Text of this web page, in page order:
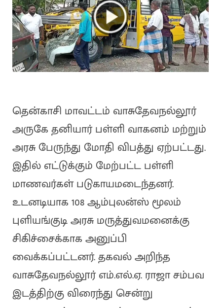
தென்காசி மாவட்டம் வாசுதேவநல்லூர்
அருகே தனியார் பள்ளி வாகனம் மற்றும்
அரசு பேருந்து மோதி விபத்து ஏற்பட்டது.
இதில் எட்டுக்கும் மேற்பட்ட பள்ளி
மாணவர்கள் படுகாயமடைந்தனர்.
உடனடியாக 108 ஆம்புலன்ஸ் மூலம்
புளியங்குடி அரசு மருத்துவமனைக்கு
சிகிச்சைக்காக அனுப்பி
வைக்கப்பட்டனர். தகவல் அறிந்த
வாசுதேவநல்லூர் எம்.எல்.ஏ. ராஜா சம்பவ
இடத்திற்கு விரைந்து சென்று